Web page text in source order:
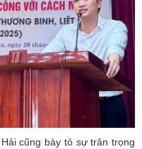
cũng bày tỏ sự trân trọng